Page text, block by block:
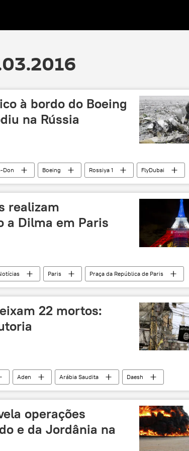
à bordo do Boeing
na Rússia
Don Boeing Rossiya 1
FlyDubai
realizam
a Dilma em Paris
Paris
Praça da República de Paris
França
22 mortos:
Aden Arábia Saudita
Daesh
houthis
operações
e da Jordânia na